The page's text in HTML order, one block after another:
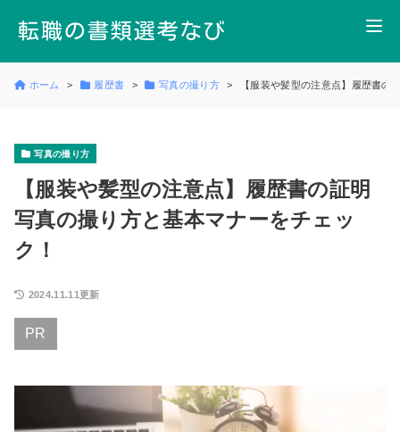
ホーム 履歴書 写真の撮り方 【服装や髪型の注意点】履歴書の
写真の撮り方
【服装や髪型の注意点】履歴書の証明
写真の撮り方と基本マナーをチェッ
ク！
2024.11.11更新
PR